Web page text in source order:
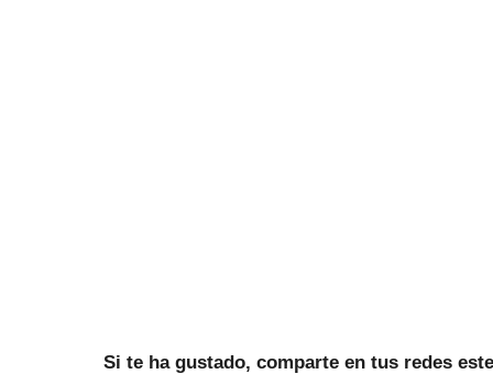
Si te ha gustado, comparte en tus redes